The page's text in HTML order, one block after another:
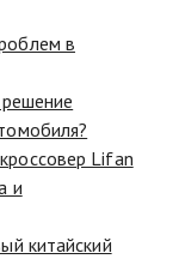
китайский